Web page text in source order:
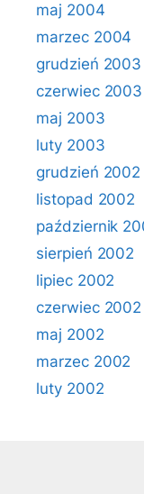
maj 2004
marzec 2004
grudzień 2003
czerwiec 2003
maj 2003
luty 2003
grudzień 2002
listopad 2002
październik
sierpień 2002
lipiec 2002
czerwiec 2002
maj 2002
marzec 2002
luty 2002